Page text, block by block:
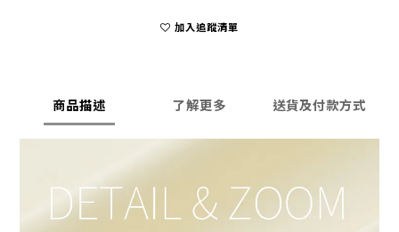
加入追蹤清單
商品描述 了解更多 送貨及付款方式